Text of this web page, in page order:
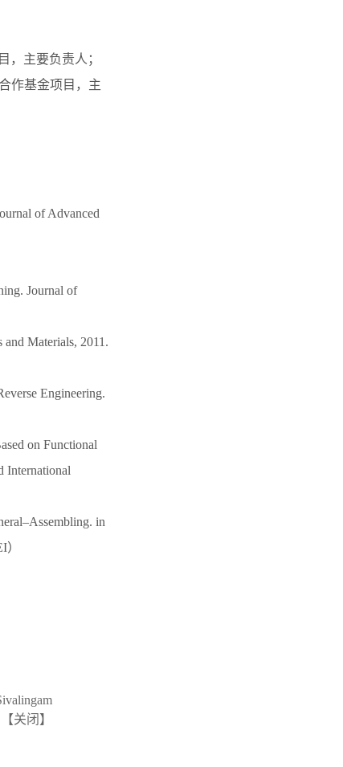
，主要负责人；
作基金项目，主
of Advanced
Journal of
Materials, 2011.
Engineering.
on Functional
International
in
【关闭 】